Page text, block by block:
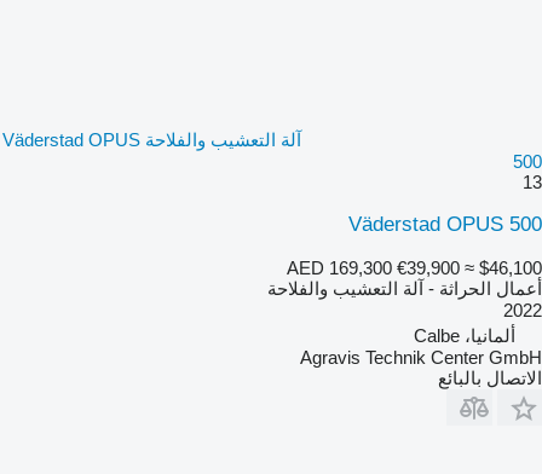
آلة التعشيب والفلاحة Väderstad OPUS
500
13
Väderstad OPUS 500
AED 169,300 €39,900 ≈ $46,100
أعمال الحراثة - آلة التعشيب والفلاحة
2022
ألمانيا، Calbe
Agravis Technik Center GmbH
الاتصال بالبائع